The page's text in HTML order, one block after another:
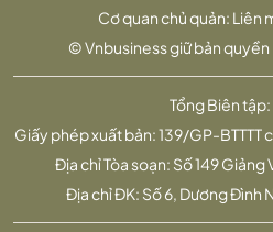
Tổng Biên tập:
Giấy phép xuất bản: 139/GP-BTTTT
Địa chỉ Tòa soạn: Số 149 Giảng
Địa chỉ ĐK: Số 6, Dương Đình
Cơ quan chủ quản: Liên
© Vnbusiness giữ bản